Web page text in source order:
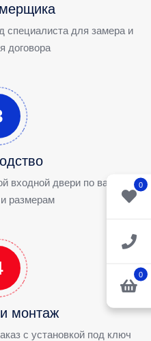
0
0
специалиста для замера и
договора
входной двери по вашим
размерам
монтаж
с установкой под ключ